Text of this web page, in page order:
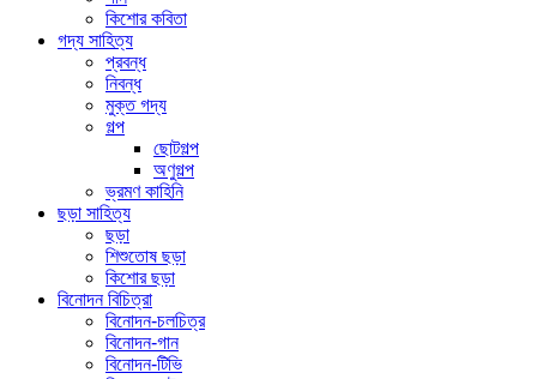
কিশোর কবিতা
গদ্য সাহিত্য
প্রবন্ধ
নিবন্ধ
মুক্ত গদ্য
গল্প
ছোটগল্প
অণুগল্প
ভ্রমণ কাহিনি
ছড়া সাহিত্য
ছড়া
শিশুতোষ ছড়া
কিশোর ছড়া
বিনোদন বিচিত্রা
বিনোদন-চলচিত্র
বিনোদন-গান
বিনোদন-টিভি